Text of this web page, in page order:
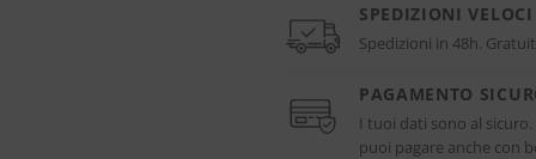
SPEDIZIONI VELOCI
Spedizioni in 48h.
PAGAMENTO
I tuoi dati sono al
puoi pagare anche con